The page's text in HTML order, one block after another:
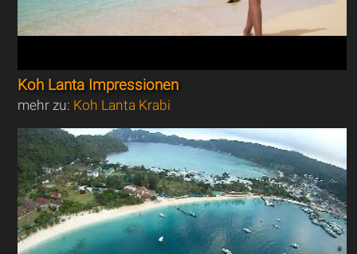
Koh Lanta Impressionen
mehr zu: Koh Lanta Krabi